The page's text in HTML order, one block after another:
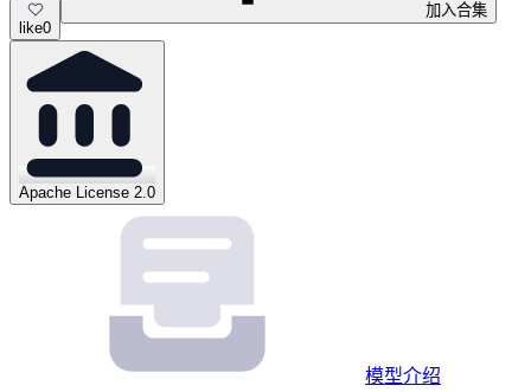
like0
加入合集
Apache License 2.0
模型介绍